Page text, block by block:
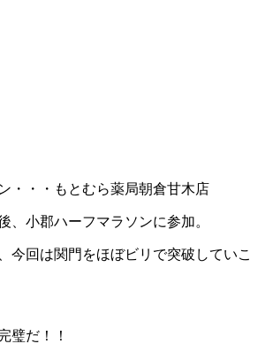
・・・もとむら薬局朝倉甘木店
、小郡ハーフマラソンに参加。
今回は関門をほぼビリで突破していこ
璧だ！！